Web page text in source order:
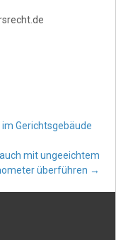
Gerichtsgebäude
mit ungeeichtem
überführen →